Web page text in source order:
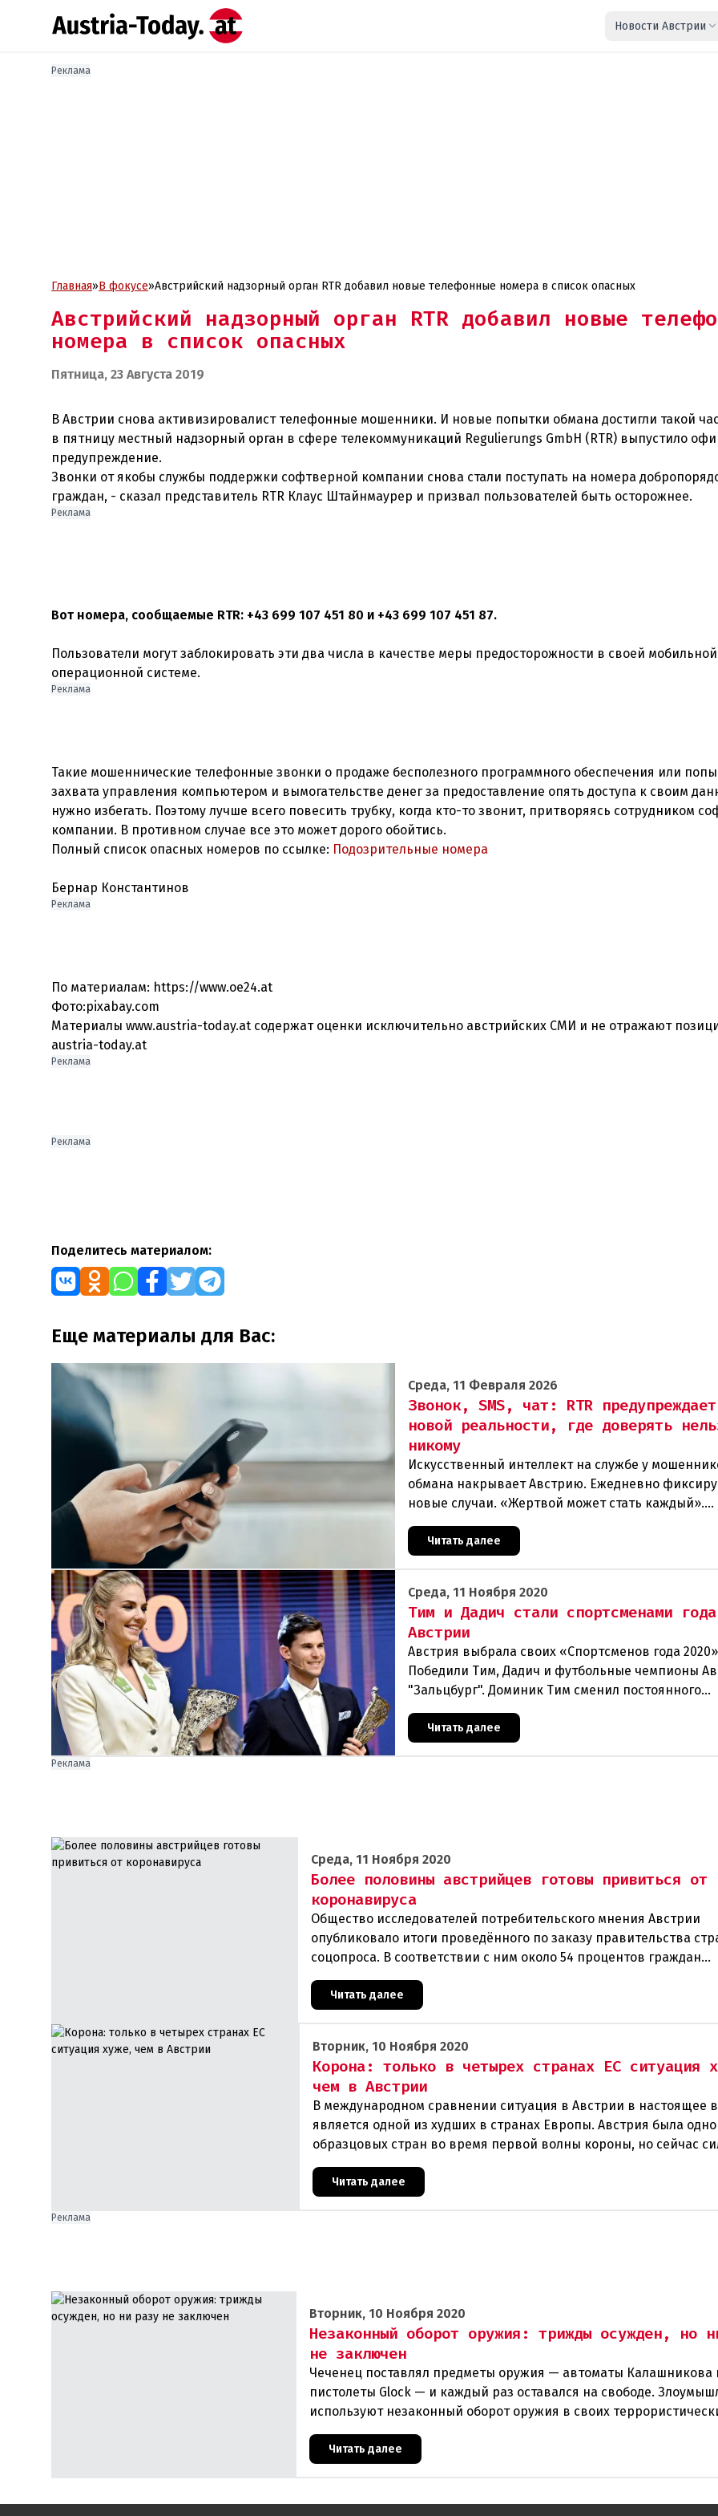
Новости Австрии
Реклама
Главная»В фокусе» Австрийский надзорный орган RTR добавил новые телефонные номера в список опасных
Австрийский надзорный орган RTR добавил новые
номера в список опасных
Пятница, 23 Августа 2019
В Австрии снова активизировалист телефонные мошенники. И новые попытки обмана достигли такой
в пятницу местный надзорный орган в сфере телекоммуникаций Regulierungs GmbH (RTR) выпустило
предупреждение.
Звонки от якобы службы поддержки софтверной компании снова стали поступать на номера
граждан, - сказал представитель RTR Клаус Штайнмаурер и призвал пользователей быть осторожнее.
Реклама
Вот номера, сообщаемые RTR: +43 699 107 451 80 и +43 699 107 451 87.
Пользователи могут заблокировать эти два числа в качестве меры предосторожности в своей мобильной
операционной системе.
Реклама
Такие мошеннические телефонные звонки о продаже бесполезного программного обеспечения или
захвата управления компьютером и вымогательстве денег за предоставление опять доступа к своим
нужно избегать. Поэтому лучше всего повесить трубку, когда кто-то звонит, притворяясь сотрудником
компании. В противном случае все это может дорого обойтись.
Полный список опасных номеров по ссылке: Подозрительные номера
Бернар Константинов
Реклама
По материалам: https://www.oe24.at
Фото:pixabay.com
Материалы www.austria-today.at содержат оценки исключительно австрийских СМИ и не отражают
Реклама
Реклама
Поделитесь материалом:
Еще материалы для Вас:
Среда, 11 Февраля 2026
Звонок, SMS, чат: RTR
новой реальности, где доверять
никому
Искусственный интеллект на службе у
обмана накрывает Австрию. Ежедневно
новые случаи. «Жертвой может стать каждый».
Мошеннические схемы в интернете с
искусЧитать далее
Среда, 11 Ноября 2020
Тим и Дадич стали спортсменами
Австрии
Австрия выбрала своих «Спортсменов года
Победили Тим, Дадич и футбольные чемпионы
"Зальцбург". Доминик Тим сменил постоянного
победителя Марселя Хиршера в ранге
На выбо
Читать далее
Реклама
Среда, 11 Ноября 2020
Более половины австрийцев готовы привиться от
коронавируса
Общество исследователей потребительского мнения Австрии
опубликовало итоги проведённого по заказу правительства
соцопроса. В соответствии с ним около 54 процентов граждан
республики хотят добро
Читать далее
Вторник, 10 Ноября 2020
Корона: только в четырех странах ЕС ситуация
чем в Австрии
В международном сравнении ситуация в Австрии в настоящее
является одной из худших в странах Европы. Австрия была
образцовых стран во время первой волны короны, но сейчас
отстает
Читать далее
Реклама
Вторник, 10 Ноября 2020
Незаконный оборот оружия: трижды осужден, но
не заключен
Чеченец поставлял предметы оружия — автоматы Калашникова
пистолеты Glock — и каждый раз оставался на свободе.
используют незаконный оборот оружия в своих
планах. Куйт
Читать далее